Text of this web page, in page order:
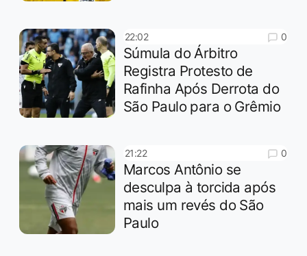
22:02 0
Súmula do Árbitro
Registra Protesto de
Rafinha Após Derrota do
São Paulo para o Grêmio
21:22 0
Marcos Antônio se
desculpa à torcida após
mais um revés do São
Paulo